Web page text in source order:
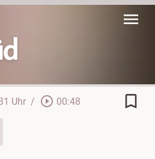
menu
Uhr / play_circle_outline 00:48 bookmark_border